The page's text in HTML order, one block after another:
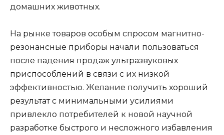
домашних животных.
На рынке товаров особым спросом магнитно-
резонансные приборы начали пользоваться
после падения продаж ультразвуковых
приспособлений в связи с их низкой
эффективностью. Желание получить хороший
результат с минимальными усилиями
привлекло потребителей к новой научной
разработке быстрого и несложного избавления